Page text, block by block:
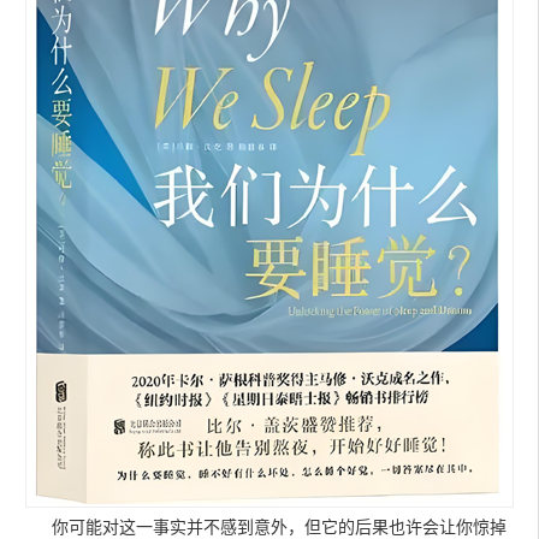
你可能对这一事实并不感到意外，但它的后果也许会让你惊掉